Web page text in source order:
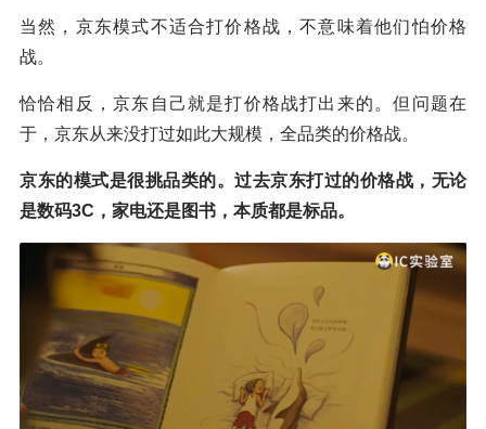
当然，京东模式不适合打价格战，不意味着他们怕价格
战。
恰恰相反，京东自己就是打价格战打出来的。但问题在
于，京东从来没打过如此大规模，全品类的价格战。
京东的模式是很挑品类的。过去京东打过的价格战，无论
是数码3C，家电还是图书，本质都是标品。